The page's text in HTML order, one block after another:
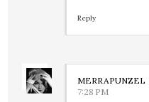
Reply
MERRAPUNZEL
7:28 PM